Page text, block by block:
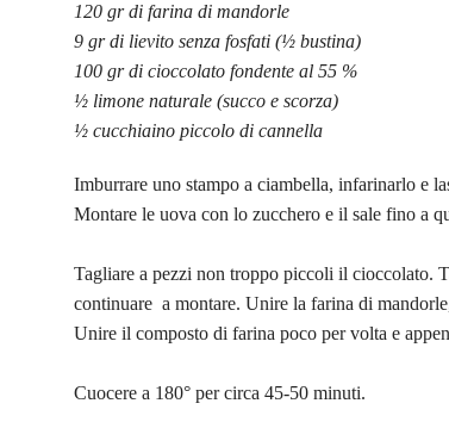
120 gr di farina di mandorle
9 gr di lievito senza fosfati (½ bustina)
100 gr di cioccolato fondente al 55 %
½ limone naturale (succo e scorza)
½ cucchiaino piccolo di cannella
Imburrare uno stampo a ciambella, infarinarlo e
Montare le uova con lo zucchero e il sale fino a
Tagliare a pezzi non troppo piccoli il cioccolato.
continuare a montare. Unire la farina di
Unire il composto di farina poco per volta e
Cuocere a 180° per circa 45-50 minuti.